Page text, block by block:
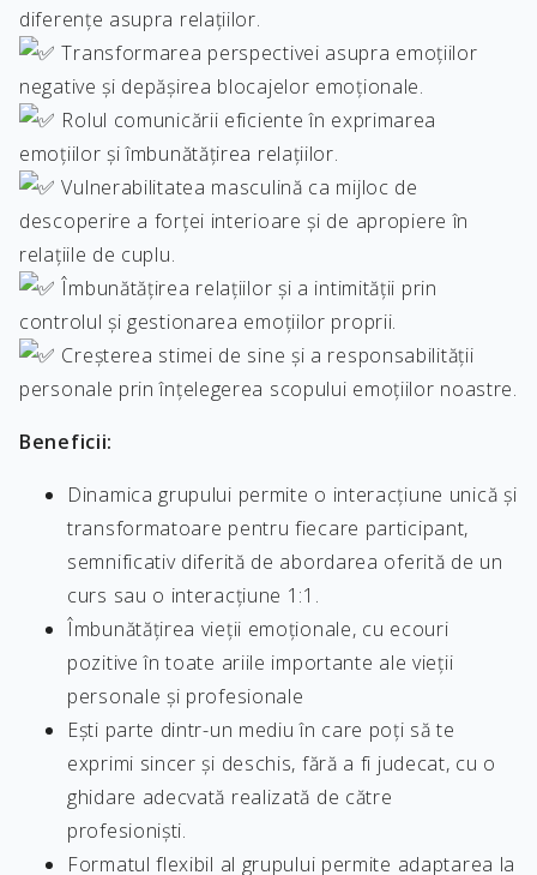
diferențe asupra relațiilor.
Transformarea perspectivei asupra emoțiilor
negative și depășirea blocajelor emoționale.
Rolul comunicării eficiente în exprimarea
emoțiilor și îmbunătățirea relațiilor.
Vulnerabilitatea masculină ca mijloc de
descoperire a forței interioare și de apropiere în
relațiile de cuplu.
Îmbunătățirea relațiilor și a intimității prin
controlul și gestionarea emoțiilor proprii.
Creșterea stimei de sine și a responsabilității
personale prin înțelegerea scopului emoțiilor noastre.
Beneficii:
Dinamica grupului permite o interacțiune unică și
transformatoare pentru fiecare participant,
semnificativ diferită de abordarea oferită de un
curs sau o interacțiune 1:1.
Îmbunătățirea vieții emoționale, cu ecouri
pozitive în toate ariile importante ale vieții
personale și profesionale
Ești parte dintr-un mediu în care poți să te
exprimi sincer și deschis, fără a fi judecat, cu o
ghidare adecvată realizată de către
profesioniști.
Formatul flexibil al grupului permite adaptarea la